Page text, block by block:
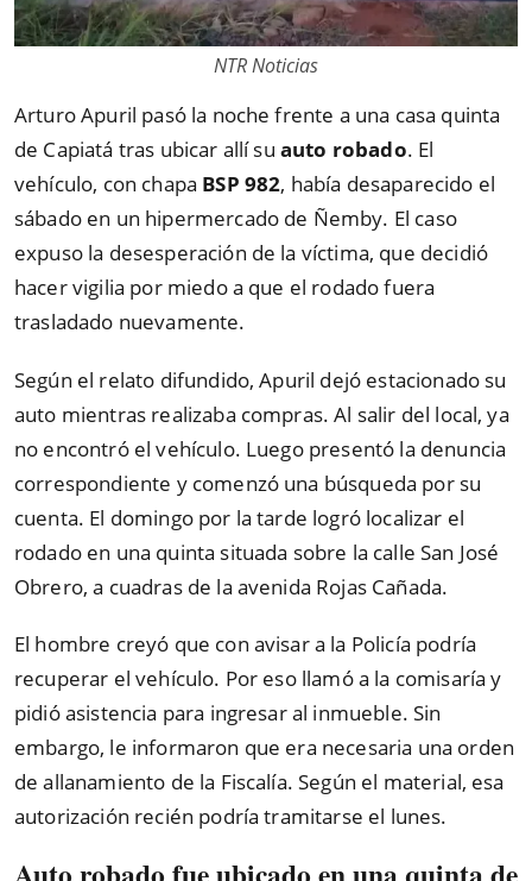
NTR Noticias
Arturo Apuril pasó la noche frente a una casa quinta
de Capiatá tras ubicar allí su auto robado. El
vehículo, con chapa BSP 982, había desaparecido el
sábado en un hipermercado de Ñemby. El caso
expuso la desesperación de la víctima, que decidió
hacer vigilia por miedo a que el rodado fuera
trasladado nuevamente.
Según el relato difundido, Apuril dejó estacionado su
auto mientras realizaba compras. Al salir del local, ya
no encontró el vehículo. Luego presentó la denuncia
correspondiente y comenzó una búsqueda por su
cuenta. El domingo por la tarde logró localizar el
rodado en una quinta situada sobre la calle San José
Obrero, a cuadras de la avenida Rojas Cañada.
El hombre creyó que con avisar a la Policía podría
recuperar el vehículo. Por eso llamó a la comisaría y
pidió asistencia para ingresar al inmueble. Sin
embargo, le informaron que era necesaria una orden
de allanamiento de la Fiscalía. Según el material, esa
autorización recién podría tramitarse el lunes.